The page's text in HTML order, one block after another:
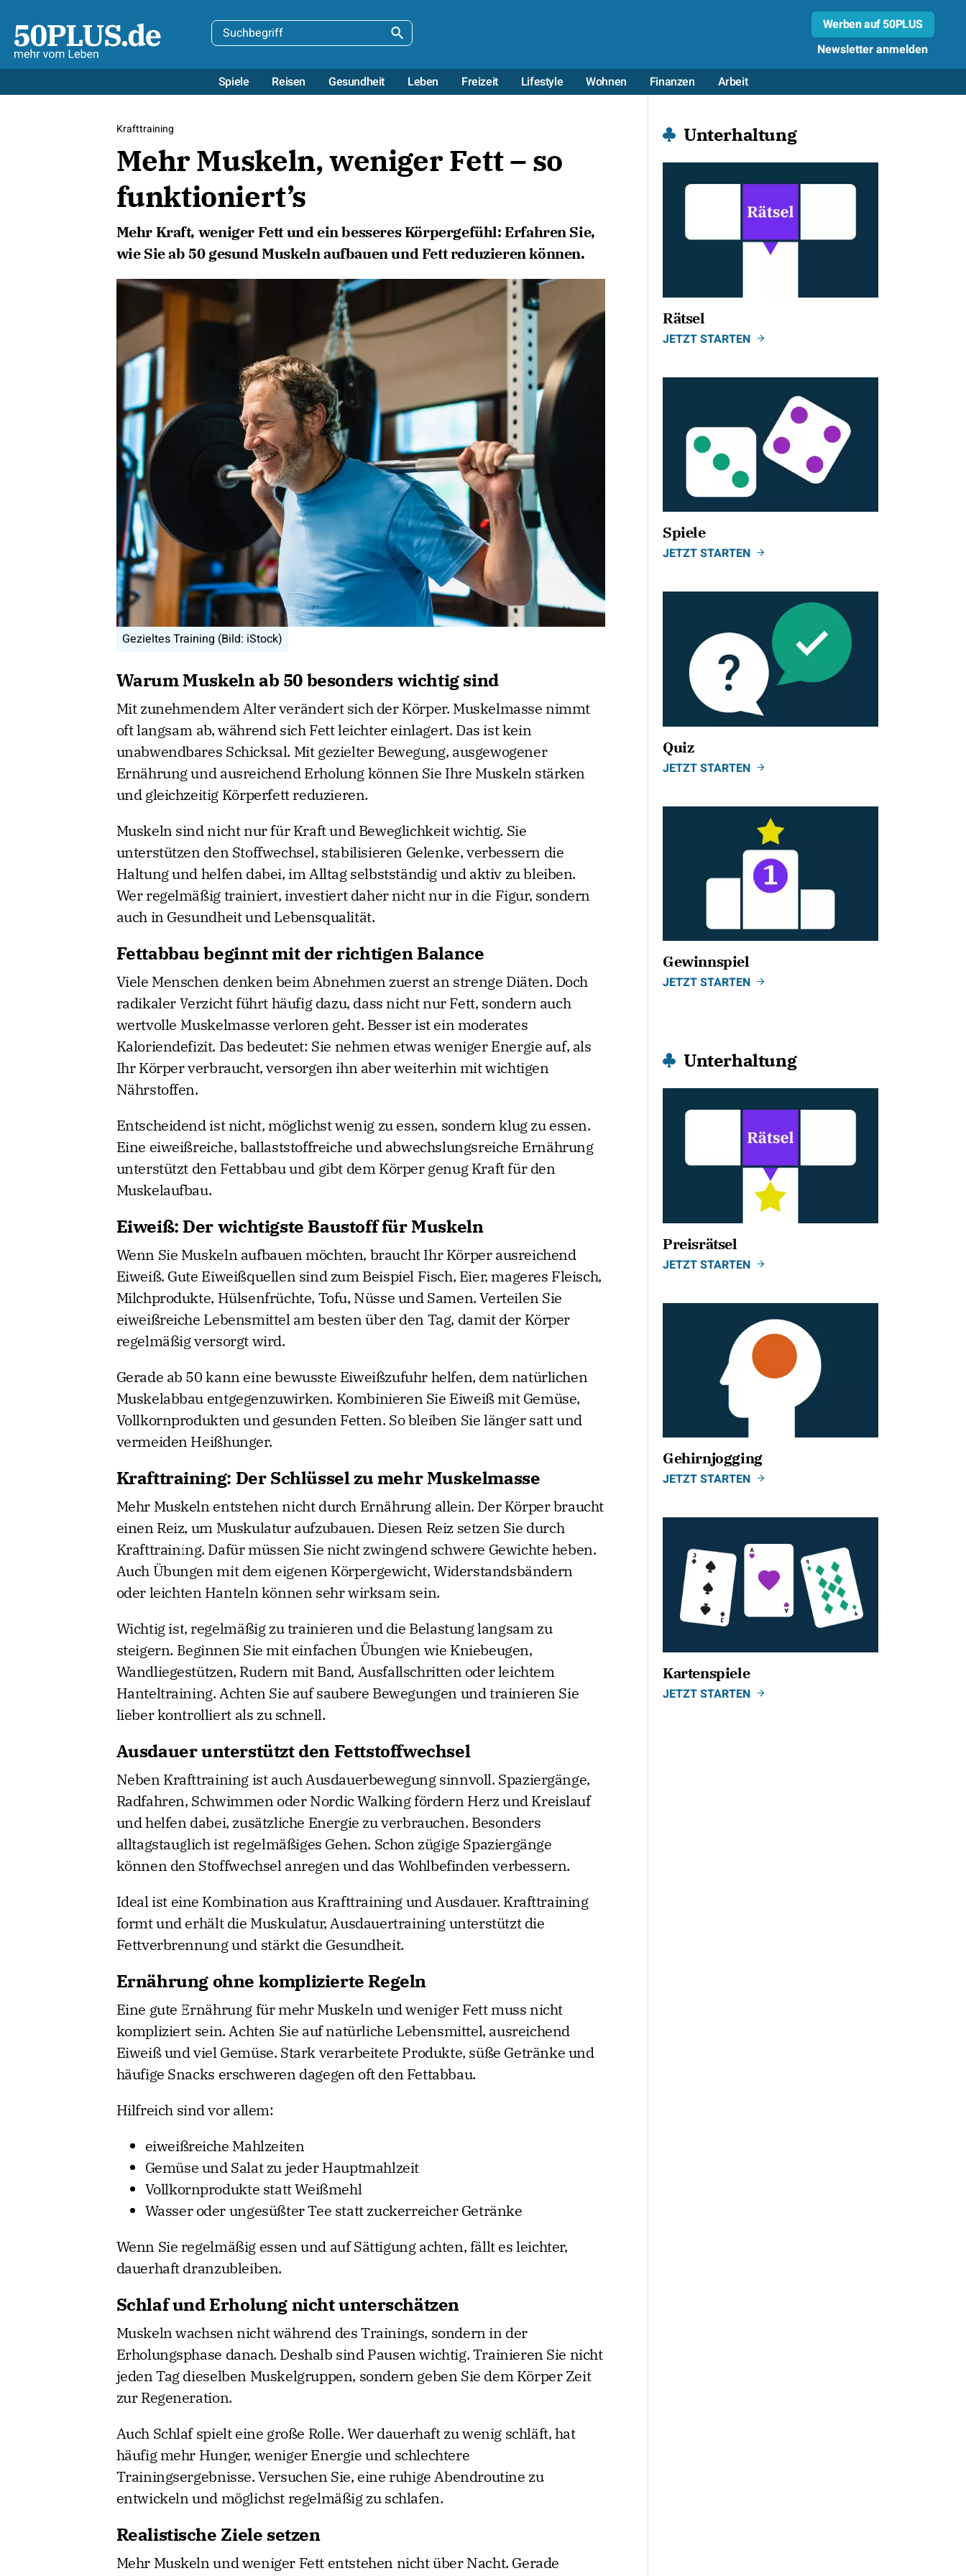
Werben auf 50PLUS
Newsletter anmelden
Spiele
Reisen Gesundheit Leben Freizeit Lifestyle Wohnen Finanzen Arbeit
Krafttraining
Mehr Muskeln, weniger Fett – so
funktioniert’s
Mehr Kraft, weniger Fett und ein besseres Körpergefühl: Erfahren Sie,
wie Sie ab 50 gesund Muskeln aufbauen und Fett reduzieren können.
Gezieltes Training (Bild: iStock)
Warum Muskeln ab 50 besonders wichtig sind
Mit zunehmendem Alter verändert sich der Körper. Muskelmasse nimmt
oft langsam ab, während sich Fett leichter einlagert. Das ist kein
unabwendbares Schicksal. Mit gezielter Bewegung, ausgewogener
Ernährung und ausreichend Erholung können Sie Ihre Muskeln stärken
und gleichzeitig Körperfett reduzieren.
Muskeln sind nicht nur für Kraft und Beweglichkeit wichtig. Sie
unterstützen den Stoffwechsel, stabilisieren Gelenke, verbessern die
Haltung und helfen dabei, im Alltag selbstständig und aktiv zu bleiben.
Wer regelmäßig trainiert, investiert daher nicht nur in die Figur, sondern
auch in Gesundheit und Lebensqualität.
Fettabbau beginnt mit der richtigen Balance
Viele Menschen denken beim Abnehmen zuerst an strenge Diäten. Doch
radikaler Verzicht führt häufig dazu, dass nicht nur Fett, sondern auch
wertvolle Muskelmasse verloren geht. Besser ist ein moderates
Kaloriendefizit. Das bedeutet: Sie nehmen etwas weniger Energie auf, als
Ihr Körper verbraucht, versorgen ihn aber weiterhin mit wichtigen
Nährstoffen.
Entscheidend ist nicht, möglichst wenig zu essen, sondern klug zu essen.
Eine eiweißreiche, ballaststoffreiche und abwechslungsreiche Ernährung
unterstützt den Fettabbau und gibt dem Körper genug Kraft für den
Muskelaufbau.
Eiweiß: Der wichtigste Baustoff für Muskeln
Wenn Sie Muskeln aufbauen möchten, braucht Ihr Körper ausreichend
Eiweiß. Gute Eiweißquellen sind zum Beispiel Fisch, Eier, mageres Fleisch,
Milchprodukte, Hülsenfrüchte, Tofu, Nüsse und Samen. Verteilen Sie
eiweißreiche Lebensmittel am besten über den Tag, damit der Körper
regelmäßig versorgt wird.
Gerade ab 50 kann eine bewusste Eiweißzufuhr helfen, dem natürlichen
Muskelabbau entgegenzuwirken. Kombinieren Sie Eiweiß mit Gemüse,
Vollkornprodukten und gesunden Fetten. So bleiben Sie länger satt und
vermeiden Heißhunger.
Krafttraining: Der Schlüssel zu mehr Muskelmasse
Mehr Muskeln entstehen nicht durch Ernährung allein. Der Körper braucht
einen Reiz, um Muskulatur aufzubauen. Diesen Reiz setzen Sie durch
Krafttraining. Dafür müssen Sie nicht zwingend schwere Gewichte heben.
Auch Übungen mit dem eigenen Körpergewicht, Widerstandsbändern
oder leichten Hanteln können sehr wirksam sein.
Wichtig ist, regelmäßig zu trainieren und die Belastung langsam zu
steigern. Beginnen Sie mit einfachen Übungen wie Kniebeugen,
Wandliegestützen, Rudern mit Band, Ausfallschritten oder leichtem
Hanteltraining. Achten Sie auf saubere Bewegungen und trainieren Sie
lieber kontrolliert als zu schnell.
Ausdauer unterstützt den Fettstoffwechsel
Neben Krafttraining ist auch Ausdauerbewegung sinnvoll. Spaziergänge,
Radfahren, Schwimmen oder Nordic Walking fördern Herz und Kreislauf
und helfen dabei, zusätzliche Energie zu verbrauchen. Besonders
alltagstauglich ist regelmäßiges Gehen. Schon zügige Spaziergänge
können den Stoffwechsel anregen und das Wohlbefinden verbessern.
Ideal ist eine Kombination aus Krafttraining und Ausdauer. Krafttraining
formt und erhält die Muskulatur, Ausdauertraining unterstützt die
Fettverbrennung und stärkt die Gesundheit.
Ernährung ohne komplizierte Regeln
Eine gute Ernährung für mehr Muskeln und weniger Fett muss nicht
kompliziert sein. Achten Sie auf natürliche Lebensmittel, ausreichend
Eiweiß und viel Gemüse. Stark verarbeitete Produkte, süße Getränke und
häufige Snacks erschweren dagegen oft den Fettabbau.
Hilfreich sind vor allem:
eiweißreiche Mahlzeiten
Gemüse und Salat zu jeder Hauptmahlzeit
Vollkornprodukte statt Weißmehl
Wasser oder ungesüßter Tee statt zuckerreicher Getränke
Wenn Sie regelmäßig essen und auf Sättigung achten, fällt es leichter,
dauerhaft dranzubleiben.
Schlaf und Erholung nicht unterschätzen
Muskeln wachsen nicht während des Trainings, sondern in der
Erholungsphase danach. Deshalb sind Pausen wichtig. Trainieren Sie nicht
jeden Tag dieselben Muskelgruppen, sondern geben Sie dem Körper Zeit
zur Regeneration.
Auch Schlaf spielt eine große Rolle. Wer dauerhaft zu wenig schläft, hat
häufig mehr Hunger, weniger Energie und schlechtere
Trainingsergebnisse. Versuchen Sie, eine ruhige Abendroutine zu
entwickeln und möglichst regelmäßig zu schlafen.
Realistische Ziele setzen
Mehr Muskeln und weniger Fett entstehen nicht über Nacht. Gerade
Unterhaltung
Rätsel
JETZT STARTEN
Spiele
JETZT STARTEN
Quiz
JETZT STARTEN
Gewinnspiel
JETZT STARTEN
Unterhaltung
Preisrätsel
JETZT STARTEN
Gehirnjogging
JETZT STARTEN
Kartenspiele
JETZT STARTEN